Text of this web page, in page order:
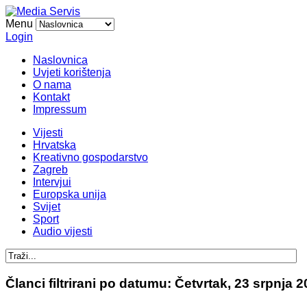
Menu
Login
Naslovnica
Uvjeti korištenja
O nama
Kontakt
Impressum
Vijesti
Hrvatska
Kreativno gospodarstvo
Zagreb
Intervjui
Europska unija
Svijet
Sport
Audio vijesti
Članci filtrirani po datumu: Četvrtak, 23 srpnja